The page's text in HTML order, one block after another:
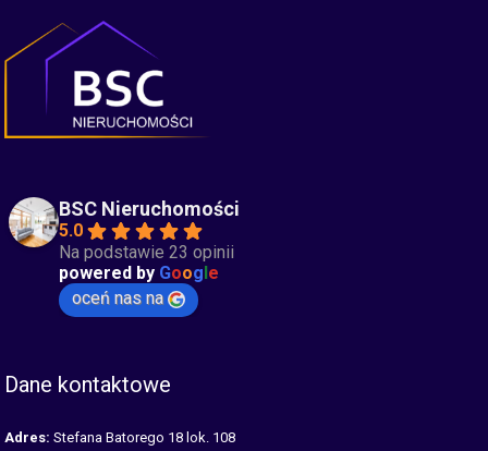
BSC Nieruchomości
5.0
Na podstawie 23 opinii
powered by Google
oceń nas na
Dane kontaktowe
Adres: Stefana Batorego 18 lok. 108